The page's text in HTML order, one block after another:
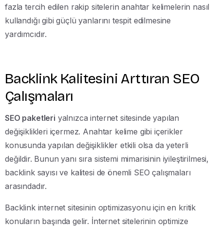
fazla tercih edilen rakip sitelerin anahtar kelimelerin nasıl
kullandığı gibi güçlü yanlarını tespit edilmesine
yardımcıdır.
Backlink Kalitesini Arttıran SEO
Çalışmaları
SEO paketleri yalnızca internet sitesinde yapılan
değişiklikleri içermez. Anahtar kelime gibi içerikler
konusunda yapılan değişiklikler etkili olsa da yeterli
değildir. Bunun yanı sıra sistemi mimarisinin iyileştirilmesi,
backlink sayısı ve kalitesi de önemli SEO çalışmaları
arasındadır.
Backlink internet sitesinin optimizasyonu için en kritik
konuların başında gelir. İnternet sitelerinin optimize